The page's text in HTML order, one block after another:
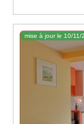
mise à jour le 10/11/